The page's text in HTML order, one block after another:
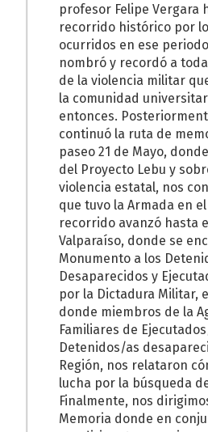
profesor Felipe Vergara
recorrido histórico por
ocurridos en ese
nombró y recordó a
de la violencia militar
la comunidad
entonces.
continuó la ruta de
paseo 21 de Mayo,
del Proyecto Lebu y
violencia estatal, nos
que tuvo la Armada en
recorrido avanzó hasta
Valparaíso, donde se
Monumento a los
Desaparecidos y
por la Dictadura Militar,
donde miembros de la
Familiares de
Detenidos/as
Región, nos relataron
lucha por la búsqueda
Finalmente, nos
Memoria donde en